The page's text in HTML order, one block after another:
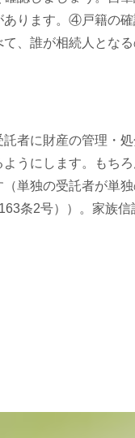
ります。④戸籍の
、誰が相続人とな
者に財産の管理・
うにします。もち
単独の受託者が単
条2号））。家族